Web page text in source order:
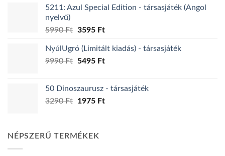
7995 Ft.4395 Ft.
5211: Azul Special Edition - társasjáték (Angol
nyelvű)
5990Ft Original
was:
5990 Ft.
3595 FtCurrent
is:
3595 Ft.
NyúlUgró (Limitált kiadás) - társasjáték
9990Ft
Original
9990 Ft.
5495 FtCurrent
5495 Ft.
50 Dinoszaurusz - társasjáték
3290Ft
Original
3290 Ft.
1975 FtCurrent
NÉPSZERŰ TERMÉKEK